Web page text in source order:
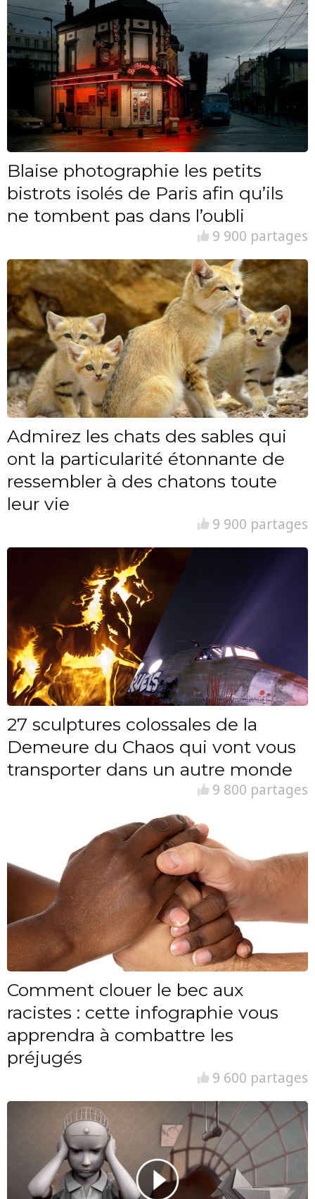
Blaise photographie les petits
bistrots isolés de Paris afin qu’ils
ne tombent pas dans l’oubli
9 900 partages
Admirez les chats des sables qui
ont la particularité étonnante de
ressembler à des chatons toute
leur vie
9 900 partages
27 sculptures colossales de la
Demeure du Chaos qui vont vous
transporter dans un autre monde
9 800 partages
Comment clouer le bec aux
racistes : cette infographie vous
apprendra à combattre les
préjugés
9 600 partages